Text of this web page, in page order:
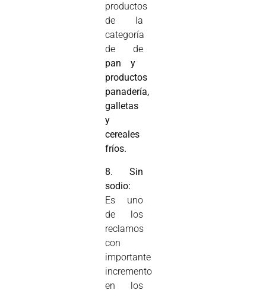
productos
de la
categoría
de de
pan y
productos
panadería,
galletas
y
cereales
fríos.
8. Sin
sodio:
Es uno
de los
reclamos
con
importante
incremento
en los